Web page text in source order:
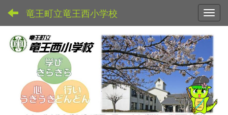
竜王町立竜王西小学校